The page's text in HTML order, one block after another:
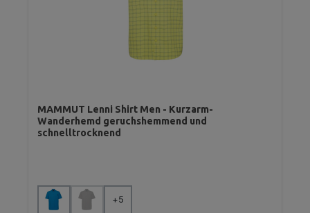
MAMMUT Lenni Shirt Men - Kurzarm-
Wanderhemd geruchshemmend und
schnelltrocknend
Farbe auswählen
(Diese Option ist zurzeit nicht verfügbar.)
+5